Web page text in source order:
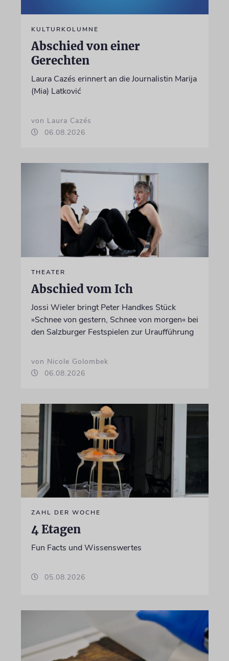
KULTURKOLUMNE
Abschied von einer
Gerechten
Laura Cazés erinnert an die Journalistin Marija
(Mia) Latković
von Laura Cazés
06.08.2026
THEATER
Abschied vom Ich
Jossi Wieler bringt Peter Handkes Stück
»Schnee von gestern, Schnee von morgen« bei
den Salzburger Festspielen zur Uraufführung
von Nicole Golombek
06.08.2026
ZAHL DER WOCHE
4 Etagen
Fun Facts und Wissenswertes
05.08.2026